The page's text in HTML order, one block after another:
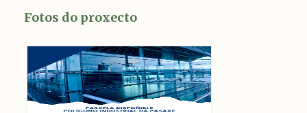
Fotos do proxecto